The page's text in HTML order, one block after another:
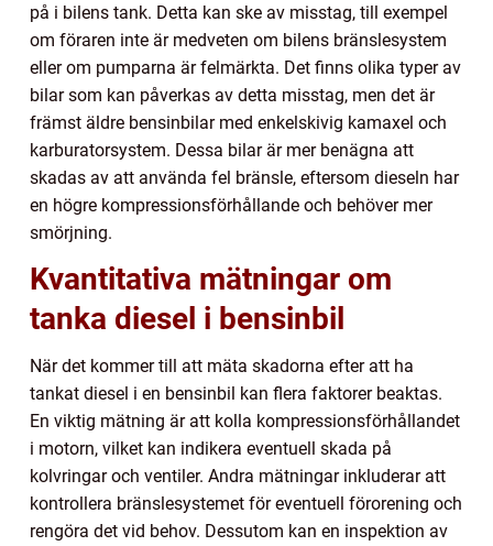
på i bilens tank. Detta kan ske av misstag, till exempel
om föraren inte är medveten om bilens bränslesystem
eller om pumparna är felmärkta. Det finns olika typer av
bilar som kan påverkas av detta misstag, men det är
främst äldre bensinbilar med enkelskivig kamaxel och
karburatorsystem. Dessa bilar är mer benägna att
skadas av att använda fel bränsle, eftersom dieseln har
en högre kompressionsförhållande och behöver mer
smörjning.
Kvantitativa mätningar om
tanka diesel i bensinbil
När det kommer till att mäta skadorna efter att ha
tankat diesel i en bensinbil kan flera faktorer beaktas.
En viktig mätning är att kolla kompressionsförhållandet
i motorn, vilket kan indikera eventuell skada på
kolvringar och ventiler. Andra mätningar inkluderar att
kontrollera bränslesystemet för eventuell förorening och
rengöra det vid behov. Dessutom kan en inspektion av